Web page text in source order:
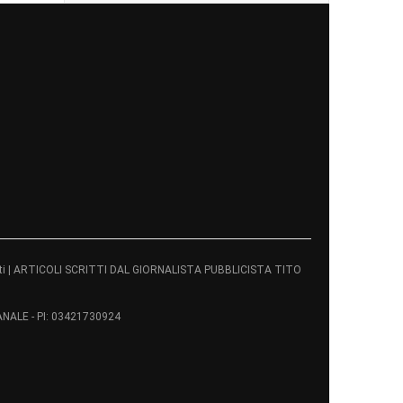
SCRITTI DAL GIORNALISTA PUBBLICISTA TITO
- PI: 03421730924